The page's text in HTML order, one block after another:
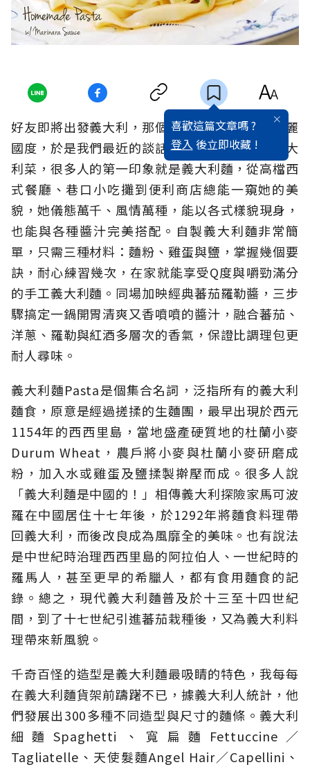
喜歡這篇文章嗎 ?
登入 後立即收藏 !
好友即將出發義大利，那個曾讓我流連忘返的美麗
國度，於是我們最近的談話很「義國」。說到義大
利菜，很多人的第一印象就是義大利麵，從高檔西
式餐廳、巷口小吃攤到便利商店總能一窺她的美
貌，她儀態萬千、風情萬種，能以各式樣貌現身，
也能與各種醬汁完美搭配。自製義大利麵非常簡
單，只需三種材料：麵粉、雞蛋與鹽，掌握幾個要
訣，耐心練習幾次，在家就能享受Q度與嚼勁滿分
的手工義大利麵。同場加映經典蕃茄羅勒醬，三步
驟搞定一鍋開胃清爽又香噴噴的醬汁，融合蕃茄、
洋蔥、羅勒與紅酒多層次的香氣，保證比調理包更
耐人尋味。
義大利麵Pasta是個集合名詞，泛指所有的義大利
麵食，原意是經過搓揉的生麵團，最早出現於西元
1154年的西西里島，當地盛產硬質地的杜蘭小麥
Durum Wheat，農戶將小麥與杜蘭小麥研磨成
粉，加入水或雞蛋及鹽揉製擀壓而成。很多人說
「義大利麵是中國的！」相傳義大利探險家馬可波
羅在中國居住十七年後，於1292年將麵食料理帶
回義大利，而後改良成為風靡全的美味。也有說法
是中世紀時治理西西里島的阿拉伯人、一世紀時的
羅馬人，甚至更早的希臘人，都有食用麵食的記
錄。總之，現代義大利麵普及於十三至十四世紀
間，到了十七世紀引進蕃茄栽種後，又為義大利料
理帶來新風貌。
千奇百怪的造型是義大利麵最吸睛的特色，我每每
在義大利麵貨架前躊躇不已，據義大利人統計，他
們發展出300多種不同造型與尺寸的麵條。義大利
細麵Spaghetti、寬扁麵Fettuccine／
Tagliatelle、天使髮麵Angel Hair／Capellini、